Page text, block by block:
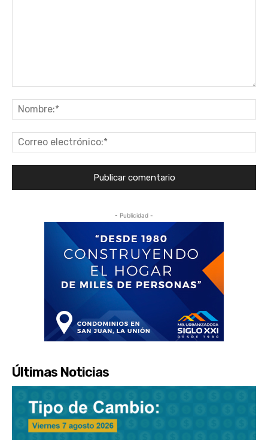
- Publicidad -
Últimas Noticias